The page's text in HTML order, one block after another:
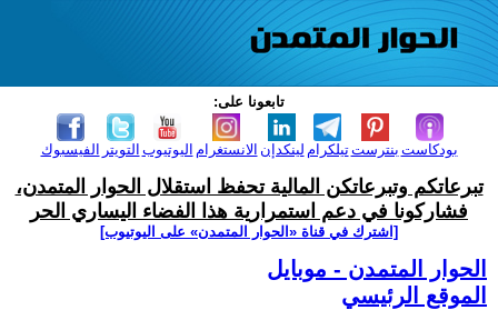
تابعونا على:
الفيسبوك التويتر اليوتيوب الانستغرام لينكدإن تيلكرامبنترست بودكاست
تبرعاتكم وتبرعاتكن المالية تحفظ استقلال الحوار المتمدن،
فشاركونا في دعم استمرارية هذا الفضاء اليساري الحر
[اشترك في قناة ‫«الحوار المتمدن» على اليوتيوب]
الحوار المتمدن - موبايل
الموقع الرئيسي